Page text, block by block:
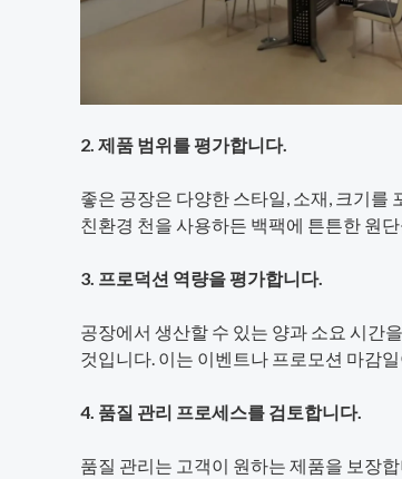
2. 제품 범위를 평가합니다.
좋은 공장은 다양한 스타일, 소재, 크기를
친환경 천을 사용하든 백팩에 튼튼한 원
3. 프로덕션 역량을 평가합니다.
공장에서 생산할 수 있는 양과 소요 시간
것입니다. 이는 이벤트나 프로모션 마감
4. 품질 관리 프로세스를 검토합니다.
품질 관리는 고객이 원하는 제품을 보장